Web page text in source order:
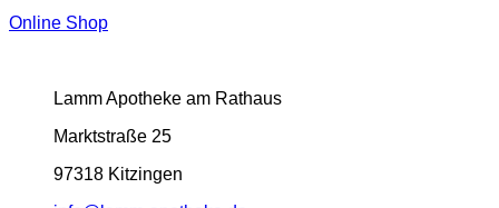
Online Shop
Lamm Apotheke am Rathaus
Marktstraße 25
97318 Kitzingen